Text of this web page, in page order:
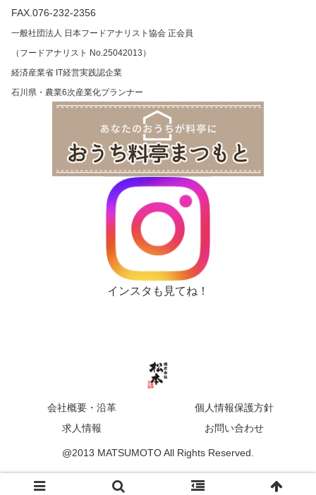
FAX.076-232-2356
一般社団法人 日本フードアナリスト協会 正会員
（フードアナリスト No.25042013）
経済産業省 IT経営実践認企業
石川県・農業6次産業化プランナー
インスタも見てね！
会社概要・沿革
個人情報保護方針
求人情報
お問い合わせ
@2013 MATSUMOTO All Rights Reserved.